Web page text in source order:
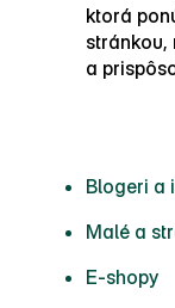
ktorá
stránkou,
a
Blogeri a
Malé a
E‑shopy